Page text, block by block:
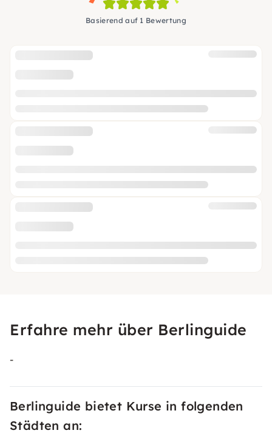
Basierend auf 1 Bewertung
Erfahre mehr über Berlinguide
-
Berlinguide bietet Kurse in folgenden
Städten an: